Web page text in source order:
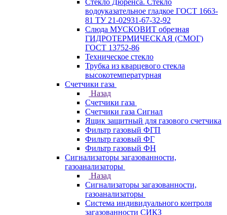
Стекло Дюренса. Стекло
водоуказательное гладкое ГОСТ 1663-
81 ТУ 21-02931-67-32-92
Слюда МУСКОВИТ обрезная
ГИДРОТЕРМИЧЕСКАЯ (СМОГ)
ГОСТ 13752-86
Техническое стекло
Трубка из кварцевого стекла
высокотемпературная
Счетчики газа
Назад
Счетчики газа
Счетчики газа Сигнал
Ящик защитный для газового счетчика
Фильтр газовый ФГП
Фильтр газовый ФГ
Фильтр газовый ФН
Сигнализаторы загазованности,
газоанализаторы
Назад
Сигнализаторы загазованности,
газоанализаторы
Система индивидуального контроля
загазованности СИКЗ